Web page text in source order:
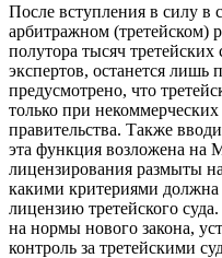
После вступления в силу в
арбитражном (третейском)
полутора тысяч
экспертов, останется лишь
предусмотрено, что
только при
правительства. Также
эта функция возложена на
лицензирования размыты
какими критериями
лицензию третейского
на нормы нового закона,
контроль за третейскими